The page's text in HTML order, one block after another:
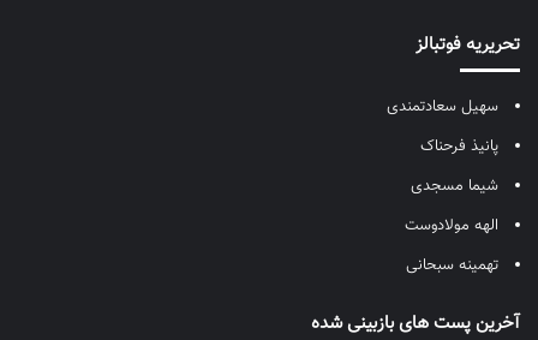
تحریریه فوتبالز
سهیل سعادتمندی
پانیذ فرحناک
شیما مسجدی
الهه مولادوست
تهمینه سبحانی
آخرین پست های بازبینی شده